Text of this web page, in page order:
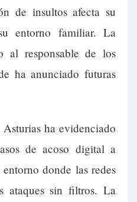
de insultos afecta su
entorno familiar. La
al responsable de los
ha anunciado futuras
ha evidenciado
de acoso digital a
donde las redes
ataques sin filtros. La